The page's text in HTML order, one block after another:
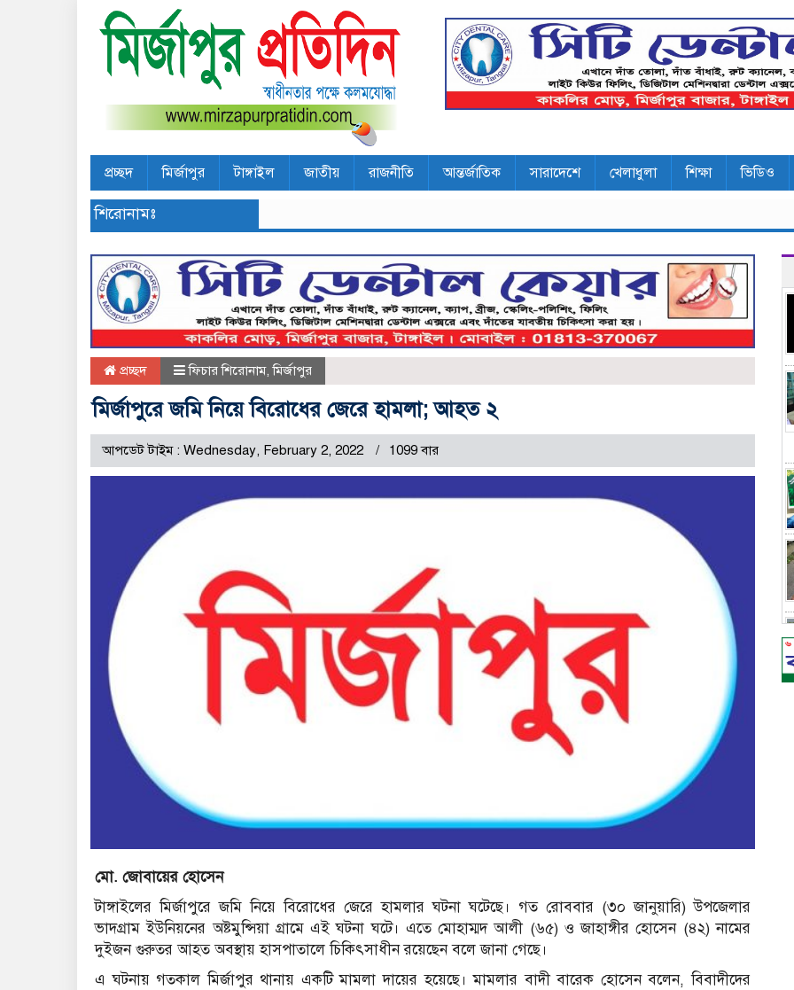
প্রচ্ছদ মির্জাপুর টাঙ্গাইল জাতীয় রাজনীতি আন্তর্জাতিক সারাদেশে খেলাধুলা শিক্ষা ভিডিও
শিরোনামঃ
প্রচ্ছদ ফিচার শিরোনাম,মির্জাপুর
মির্জাপুরে জমি নিয়ে বিরোধের জেরে হামলা; আহত ২
আপডেট টাইম : Wednesday, February 2, 2022 1099 বার
মো. জোবায়ের হোসেন
টাঙ্গাইলের মির্জাপুরে জমি নিয়ে বিরোধের জেরে হামলার ঘটনা ঘটেছে। গত রোববার (৩০ জানুয়ারি) উপজেলার
ভাদগ্রাম ইউনিয়নের অষ্টমুন্সিয়া গ্রামে এই ঘটনা ঘটে। এতে মোহাম্মদ আলী (৬৫) ও জাহাঙ্গীর হোসেন (৪২) নামের
দুইজন গুরুতর আহত অবস্থায় হাসপাতালে চিকিৎসাধীন রয়েছেন বলে জানা গেছে।
এ ঘটনায় গতকাল মির্জাপুর থানায় একটি মামলা দায়ের হয়েছে। মামলার বাদী বারেক হোসেন বলেন, বিবাদীদের